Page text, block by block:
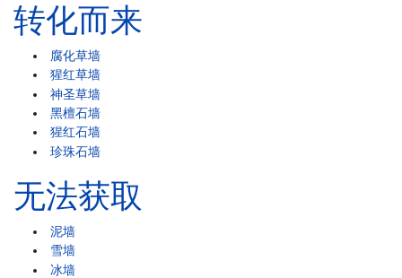
转化而来
腐化草墙
猩红草墙
神圣草墙
黑檀石墙
猩红石墙
珍珠石墙
无法获取
泥墙
雪墙
冰墙